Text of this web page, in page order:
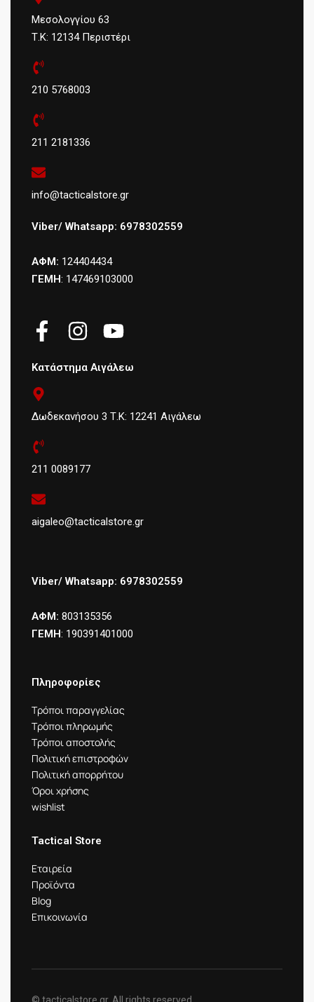
Μεσολογγίου 63
Τ.Κ: 12134 Περιστέρι
210 5768003
211 2181336
info@tacticalstore.gr
Viber/ Whatsapp: 6978302559
ΑΦΜ: 124404434
ΓΕΜΗ: 147469103000
Κατάστημα Αιγάλεω
Δωδεκανήσου 3 Τ.Κ: 12241 Αιγάλεω
211 0089177
aigaleo@tacticalstore.gr
Viber/ Whatsapp: 6978302559
ΑΦΜ: 803135356
ΓΕΜΗ: 190391401000
Πληροφορίες
Τρόποι παραγγελίας
Τρόποι πληρωμής
Τρόποι αποστολής
Πολιτική επιστροφών
Πολιτική απορρήτου
Όροι χρήσης
wishlist
Tactical Store
Εταιρεία
Προϊόντα
Blog
Επικοινωνία